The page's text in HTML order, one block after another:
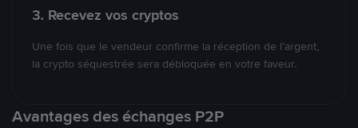
3. Recevez vos cryptos
Une fois que le vendeur confirme la réception de l’argent,
la crypto séquestrée sera débloquée en votre faveur.
Avantages des échanges P2P